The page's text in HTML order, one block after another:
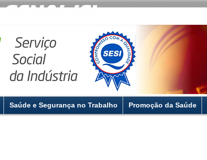
Saúde e Segurança no Trabalho Promoção da Saúde